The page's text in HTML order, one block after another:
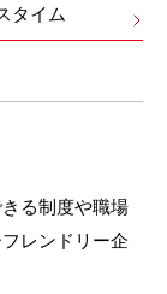
タイム
る制度や職場
レンドリー企